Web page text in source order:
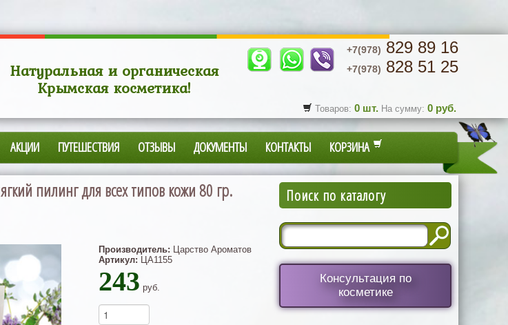
Натуральная и органическая
Крымская косметика!
+7(978) 829 89 16
+7(978) 828 51 25
Товаров: 0 шт. На сумму: 0 руб.
АКЦИИ ПУТЕШЕСТВИЯ ОТЗЫВЫ ДОКУМЕНТЫ КОНТАКТЫ КОРЗИНА
пилинг для всех типов кожи 80 гр.
Производитель: Царство Ароматов
Артикул: ЦА1155
243 руб.
Поиск по каталогу
Консультация по
косметике